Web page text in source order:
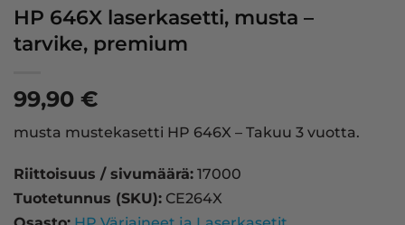
HP 646X laserkasetti, musta –
tarvike, premium
99,90 €
musta mustekasetti HP 646X – Takuu 3 vuotta.
Riittoisuus / sivumäärä: 17000
Tuotetunnus (SKU): CE264X